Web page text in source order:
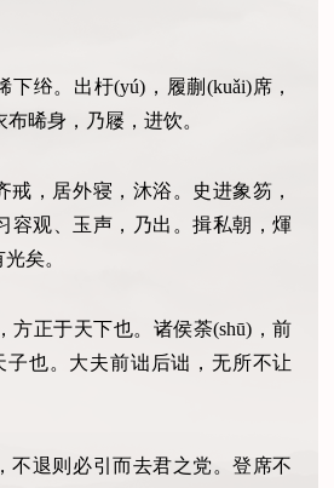
下绤。出杅(yú)，履蒯(kuǎi)席，
晞身，乃屦，进饮。
戒，居外寝，沐浴。史进象笏，
容观、玉声，乃出。揖私朝，煇
矣。
方正于天下也。诸侯荼(shū)，前
子也。大夫前诎后诎，无所不让
不退则必引而去君之党。登席不